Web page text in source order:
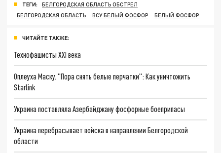
ТЕГИ:
БЕЛГОРОДСКАЯ ОБЛАСТЬ ОБСТРЕЛ
БЕЛГОРОДСКАЯ ОБЛАСТЬ
ВСУ БЕЛЫЙ ФОСФОР БЕЛЫЙ ФОСФОР
ЧИТАЙТЕ ТАКЖЕ:
Технофашисты XXI века
Оплеуха Маску. "Пора снять белые перчатки": Как уничтожить
Starlink
Украина поставляла Азербайджану фосфорные боеприпасы
Украина перебрасывает войска в направлении Белгородской
области